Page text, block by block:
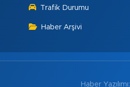
Trafik Durumu
Haber Arşivi
Haber Yazılımı: